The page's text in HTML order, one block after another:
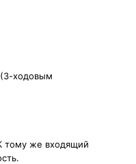
ходовым
тому же входящий